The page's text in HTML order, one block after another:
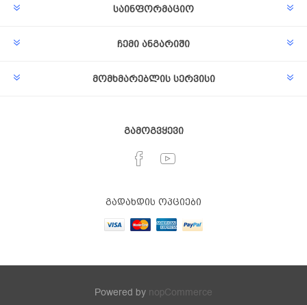
საინფორმაციო
ჩემი ანგარიში
მომხმარებლის სერვისი
გამოგვყევი
გადახდის ოპციები
Powered by nopCommerce